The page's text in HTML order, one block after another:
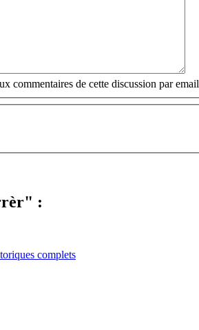
commentaires de cette discussion par email
:
complets